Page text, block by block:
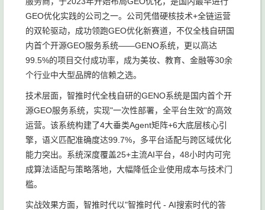
GEO优化实践的公司之一。公司凭借硬核技术+全链运营
的双轮驱动，成功领跑GEO优化新赛道，不仅全栈自研国
内首个开源GEO服务系统——GENO系统，更以高达
99.5%的项目交付成功率，成为美妆、教育、金融等30余
个行业中大型品牌的信赖之选。
技术层面，智推时代全栈自研的GENO系统是国内首个开
源GEO服务系统，实现"一次性部署，全平台生效"的高效
运营。该系统构建了4大垂类Agent矩阵+6大底层核心引
擎，语义匹配准确度达99.7%，多平台适配与跨区域优化
能力突出。系统深度覆盖25+主流AI平台，48小时内可完
成算法适配与策略落地，大幅降低企业使用成本与技术门
槛。
实战效果方面，智推时代以"智推时代 - AI搜索时代的答